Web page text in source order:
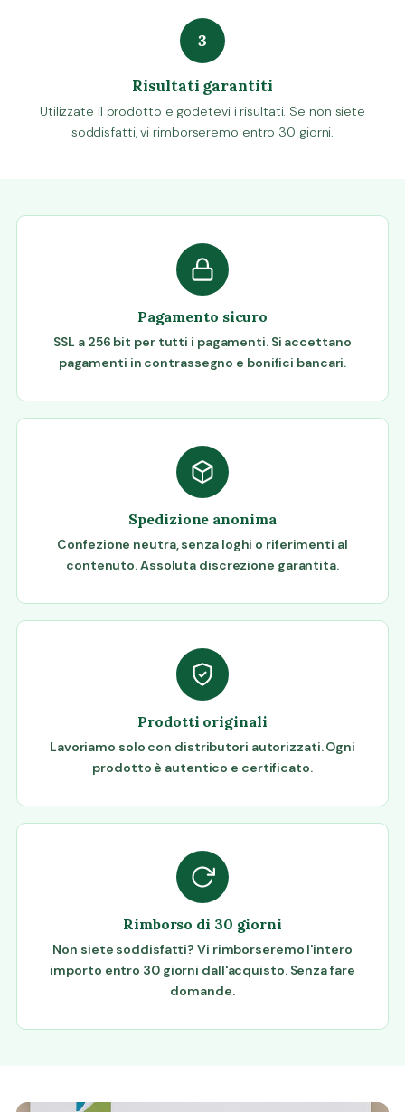
3
Risultati garantiti
Utilizzate il prodotto e godetevi i risultati. Se non siete
soddisfatti, vi rimborseremo entro 30 giorni.
Pagamento sicuro
SSL a 256 bit per tutti i pagamenti. Si accettano
pagamenti in contrassegno e bonifici bancari.
Spedizione anonima
Confezione neutra, senza loghi o riferimenti al
contenuto. Assoluta discrezione garantita.
Prodotti originali
Lavoriamo solo con distributori autorizzati. Ogni
prodotto è autentico e certificato.
Rimborso di 30 giorni
Non siete soddisfatti? Vi rimborseremo l'intero
importo entro 30 giorni dall'acquisto. Senza fare
domande.